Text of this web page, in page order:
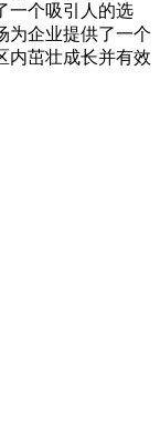
一个吸引人的选
为企业提供了一个
内茁壮成长并有效